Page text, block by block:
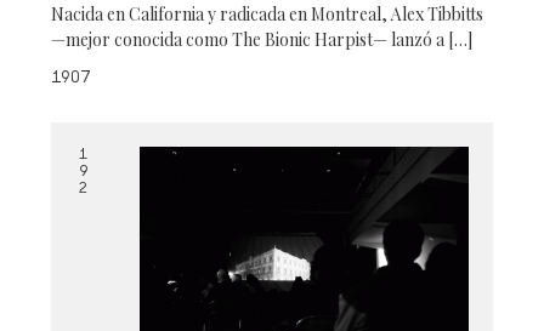
Nacida en California y radicada en Montreal, Alex Tibbitts
—mejor conocida como The Bionic Harpist— lanzó a […]
1907
1
9
2